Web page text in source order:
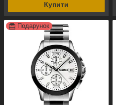
Купити
Подарунок